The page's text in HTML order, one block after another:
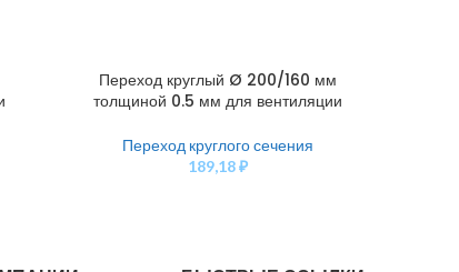
В КОРЗИНУ
Переход круглый Ø 200/160 мм
толщиной 0.5 мм для вентиляции
Переход круглого сечения
189,18₽